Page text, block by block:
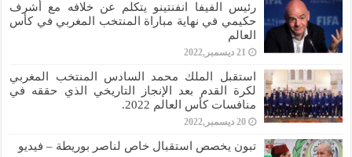
رئيس الفيفا انفنتينو يتكلم عن خلافه مع أشرف
حكيمي في نهاية مباراة المنتخب المغربي في كأس
العالم
21 ديسمبر,2022
استقبل الملك محمد السادس المنتخب المغربي
لكرة القدم بعد الإنجاز التاريخي الذي حققه في
منافسات كأس العالم 2022.
20 ديسمبر,2022
تبون يخصص استقبال خاص لناصر بوريطة – فيديو